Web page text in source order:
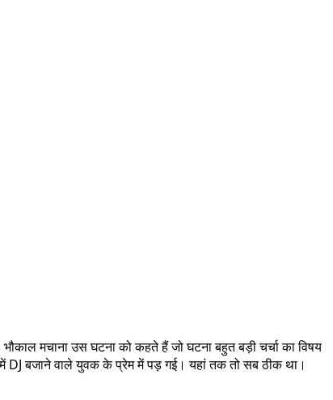
मचाना उस घटना को कहते हैं जो घटना बहुत बड़ी चर्चा का विषय
में DJ बजाने वाले युवक के प्रेम में पड़ गई। यहां तक तो सब ठीक था।